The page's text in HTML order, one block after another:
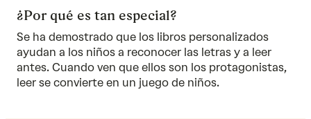
¿Por qué es tan especial?
Se ha demostrado que los libros personalizados
ayudan a los niños a reconocer las letras y a leer
antes. Cuando ven que ellos son los protagonistas,
leer se convierte en un juego de niños.